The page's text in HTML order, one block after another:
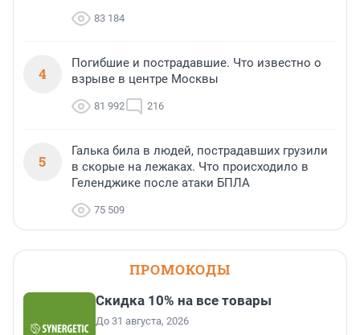
83 184
4
Погибшие и пострадавшие. Что известно о
взрыве в центре Москвы
81 992 216
5
Галька била в людей, пострадавших грузили
в скорые на лежаках. Что происходило в
Геленджике после атаки БПЛА
75 509
ПРОМОКОДЫ
Скидка 10% на все товары
До 31 августа, 2026